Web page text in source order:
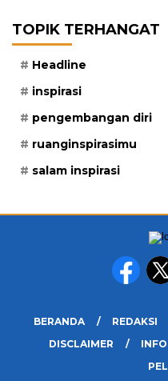
TOPIK TERHANGAT
Headline
inspirasi
pengembangan diri
ruanginspirasimu
salam inspirasi
BERANDA REDAKSI
DISCLAIMER